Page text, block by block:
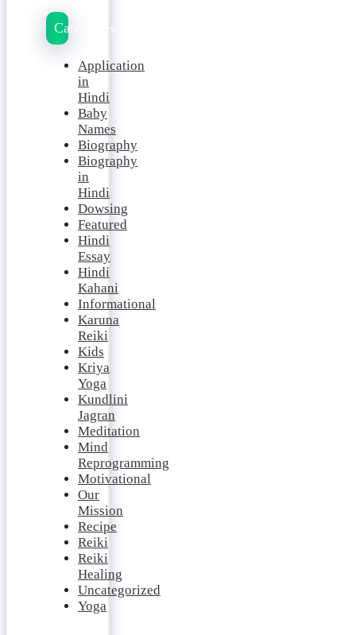
Categories
Application
in
Hindi
Baby
Names
Biography
Biography
in
Hindi
Dowsing
Featured
Hindi
Essay
Hindi
Kahani
Informational
Karuna
Reiki
Kids
Kriya
Yoga
Kundlini
Jagran
Meditation
Mind
Reprogramming
Motivational
Our
Mission
Recipe
Reiki
Reiki
Healing
Uncategorized
Yoga